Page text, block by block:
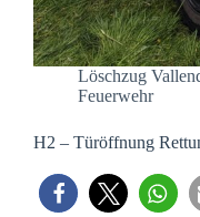
Löschzug
Feuerwehr
H2 – Türöffnung